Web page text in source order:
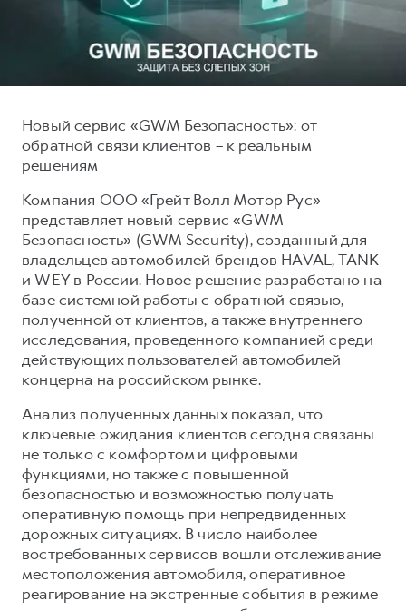
F7
от 2 899 000 ₽
F7X
от 3 599 000 ₽
POER
от 3 449 000 ₽
Тест-драйв
Трейд-ин
Кредитный калькулятор
Страхование
Кредит
КОРПОРАТИВНЫМ КЛИЕНТАМ
Для малого бизнеса
Корпоративным клиентам
Крупным корпоративным клиентам
Система управления автопарком
Сервис для корпоративных клиентов
HAVAL Лизинг
АКСЕССУАРЫ HAVAL
Автомобильные аксессуары
Коллекция CITY
Коллекция Базовая
СЕРВИСНОЕ ОБСЛУЖИВАНИЕ
Нулевое ТО
Программа «Помощь на дороге»
Регламенты технического обслуживания
Электронный ПТС
ПОДДЕРЖКА
GWM Безопасность
Гарантия HAVAL
Мобильное приложение GWM
Программа «HAVAL Защита+»
Руководства по эксплуатации
Подписки
АКСЕССУАРЫ HAVAL
Автомобильные аксессуары
Коллекция CITY
Коллекция Базовая
Коллекция Детская
Наша команда
Контакты
Новый сервис «GWM Безопасность»: от
обратной связи клиентов – к реальным
решениям
Компания ООО «Грейт Волл Мотор Рус»
представляет новый сервис «GWM
Безопасность» (GWM Security), созданный для
владельцев автомобилей брендов HAVAL, TANK
и WEY в России. Новое решение разработано на
базе системной работы с обратной связью,
полученной от клиентов, а также внутреннего
исследования, проведенного компанией среди
действующих пользователей автомобилей
концерна на российском рынке.
Анализ полученных данных показал, что
ключевые ожидания клиентов сегодня связаны
не только с комфортом и цифровыми
функциями, но также с повышенной
безопасностью и возможностью получать
оперативную помощь при непредвиденных
дорожных ситуациях. В число наиболее
востребованных сервисов вошли отслеживание
местоположения автомобиля, оперативное
реагирование на экстренные события в режиме